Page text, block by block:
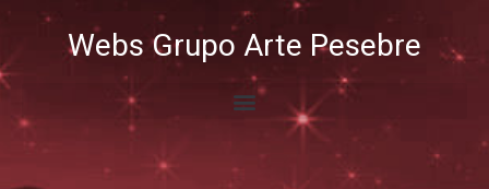
Webs Grupo Arte Pesebre